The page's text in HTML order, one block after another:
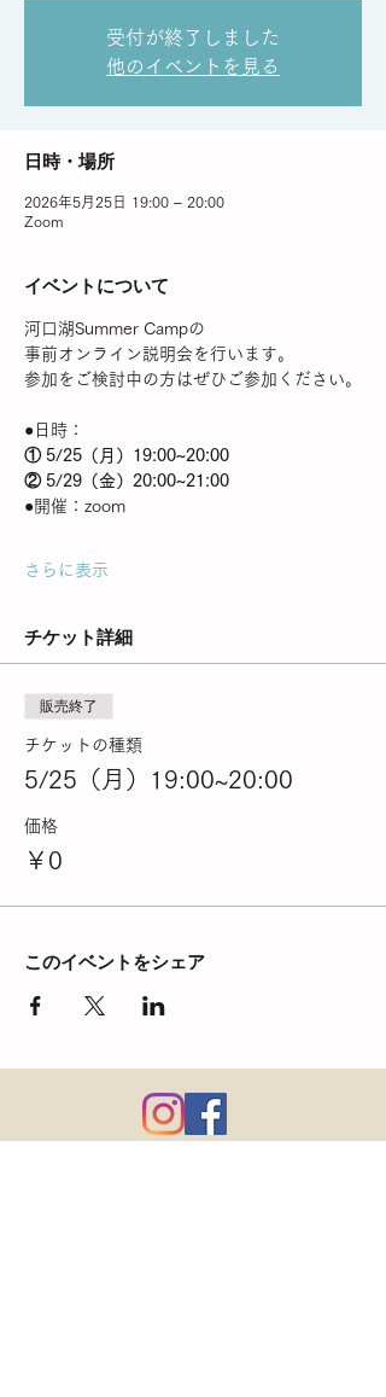
受付が終了しました
他のイベントを見る
日時・場所
2026年5月25日 19:00 – 20:00
Zoom
イベントについて
河口湖Summer Campの
事前オンライン説明会を行います。
参加をご検討中の方はぜひご参加ください。
●日時：
① 5/25（月）19:00~20:00
② 5/29（金）20:00~21:00
●開催：zoom
さらに表示
チケット詳細
販売終了
チケットの種類
5/25（月）19:00~20:00
価格
￥0
このイベントをシェア